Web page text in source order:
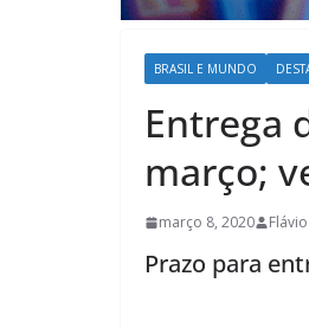
BRASIL E MUNDO
Entrega
março;
março 8, 2020
Prazo para